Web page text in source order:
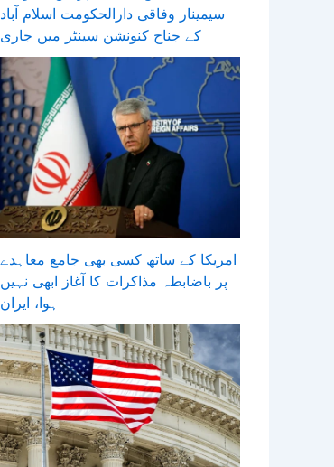
سیمینار وفاقی دارالحکومت اسلام آباد
کے جناح کنونشن سینٹر میں جاری
امریکا کے ساتھ کسی بھی جامع معاہدے
پر باضابطہ مذاکرات کا آغاز ابھی نہیں
ہوا، ایران